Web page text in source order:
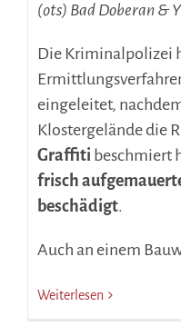
(ots) Bad Doberan &
Die Kriminalpolizei
eingeleitet,
Klostergelände die
Graffiti beschmiert
frisch
beschädigt.
Auch an einem
Weiterlesen